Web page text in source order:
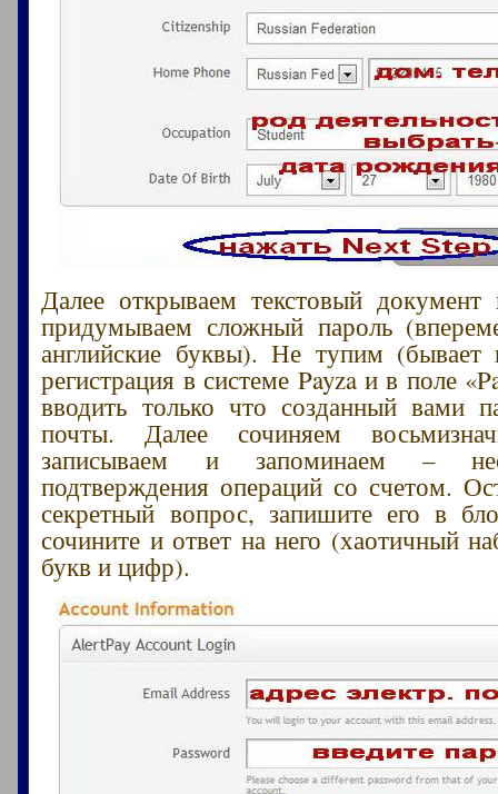
Далее открываем текстовый
придумываем сложный пароль
английские буквы). Не тупим (бывает
регистрация в системе Payza и в поле
вводить только что созданный вами
почты. Далее сочиняем
записываем и запоминаем –
подтверждения операций со счетом.
секретный вопрос, запишите его в
сочините и ответ на него (хаотичный
букв и цифр).